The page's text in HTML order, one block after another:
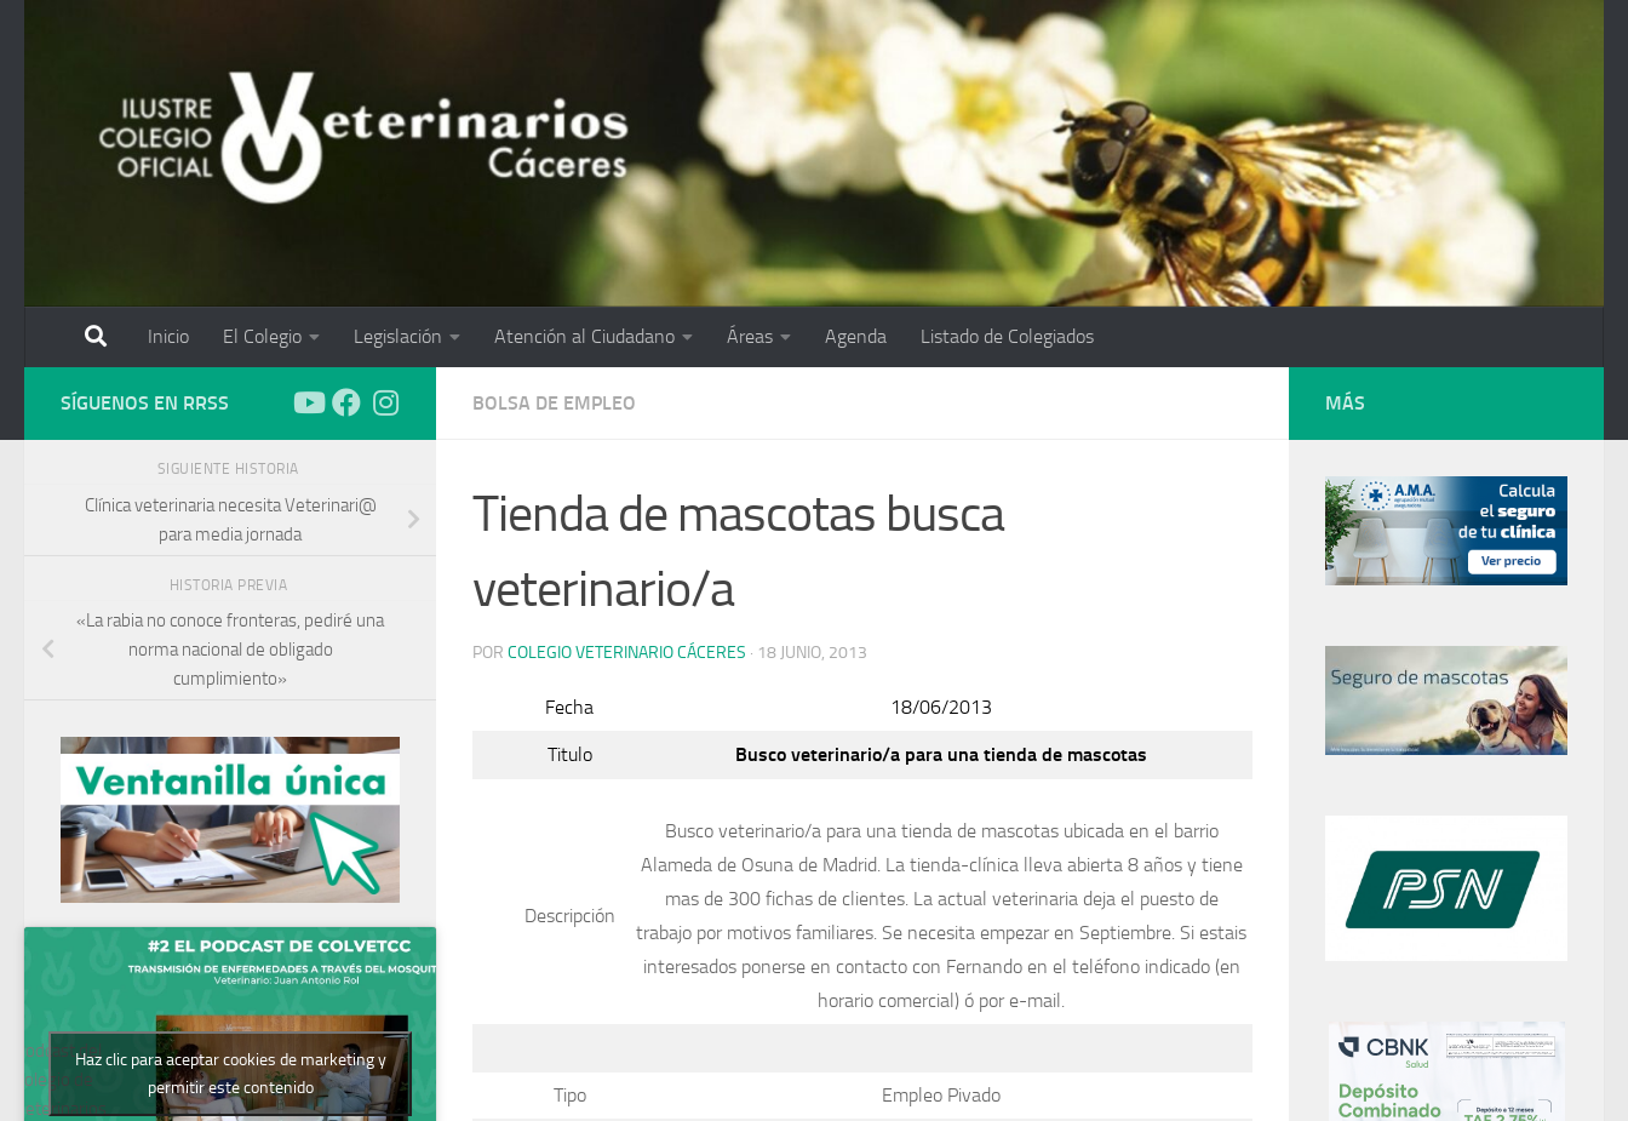
Inicio El Colegio Legislación Atención al Ciudadano Áreas Agenda Listado de Colegiados
BOLSA DE EMPLEO
Tienda de mascotas busca
veterinario/a
POR COLEGIO VETERINARIO CÁCERES · 18 JUNIO, 2013
Fecha 18/06/2013
Titulo Busco veterinario/a para una tienda de mascotas
Descripción
Busco veterinario/a para una tienda de mascotas ubicada en el barrio
Alameda de Osuna de Madrid. La tienda-clínica lleva abierta 8 años y tiene
mas de 300 fichas de clientes. La actual veterinaria deja el puesto de
trabajo por motivos familiares. Se necesita empezar en Septiembre. Si estais
interesados ponerse en contacto con Fernando en el teléfono indicado (en
horario comercial) ó por e-mail.
Tipo Empleo Pivado
SÍGUENOS EN RRSS
SIGUIENTE HISTORIA
Clínica veterinaria necesita Veterinari@
para media jornada
HISTORIA PREVIA
«La rabia no conoce fronteras, pediré una
norma nacional de obligado
cumplimiento»
Podcast del
Colegio de
Veterinarios
Haz clic para aceptar cookies de marketing y
permitir este contenido
MÁS